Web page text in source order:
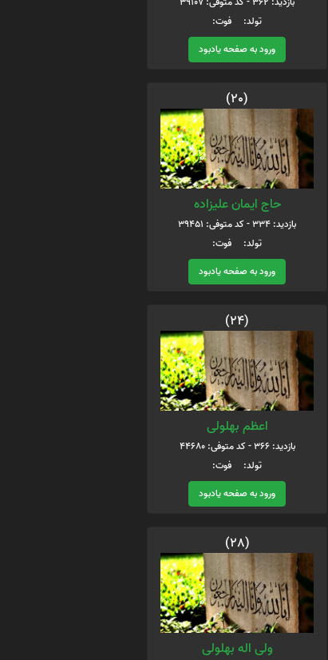
تولد: فوت:
ورود به صفحه یادبود
(20)
حاج ایمان علیزاده
بازدید: 334 - کد متوفی: 39451
تولد: فوت:
ورود به صفحه یادبود
(24)
اعظم بهلولی
بازدید: 366 - کد متوفی: 44680
تولد: فوت:
ورود به صفحه یادبود
(28)
ولی اله بهلولی